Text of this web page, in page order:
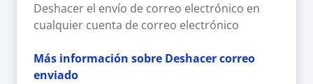
Deshacer el envío de correo electrónico en
cualquier cuenta de correo electrónico
Más información sobre Deshacer correo
enviado